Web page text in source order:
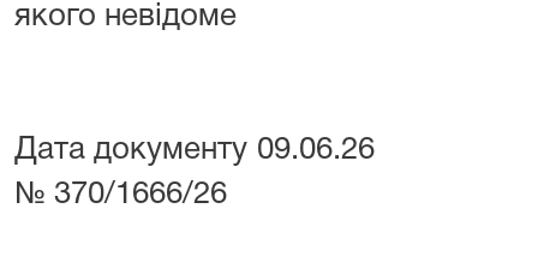
якого невідоме
Дата документу
№ 370/1666/26